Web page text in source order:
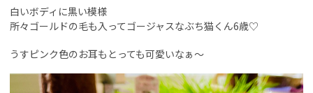
白いボディに黒い模様
所々ゴールドの毛も入ってゴージャスなぶち猫くん6歳♡
うすピンク色のお耳もとっても可愛いなぁ〜